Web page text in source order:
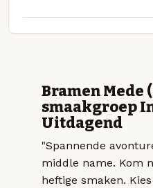
Bramen Mede
smaakgroep
Uitdagend
"Spannende
middle name. Kom
heftige smaken.